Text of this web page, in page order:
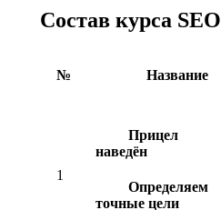
Состав курса SEO
№ Название
1
Прицел
наведён
Определяем
точные цели